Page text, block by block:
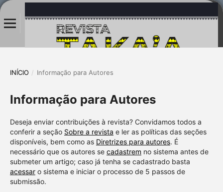
INÍCIO / Informação para Autores
Informação para Autores
Deseja enviar contribuições à revista? Convidamos todos a
conferir a seção Sobre a revista e ler as políticas das seções
disponíveis, bem como as Diretrizes para autores. É
necessário que os autores se cadastrem no sistema antes de
submeter um artigo; caso já tenha se cadastrado basta
acessaro sistema e iniciar o processo de 5 passos de
submissão.